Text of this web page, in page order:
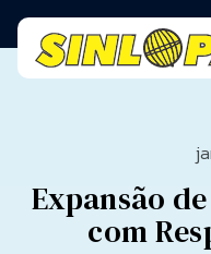
Expansão
com